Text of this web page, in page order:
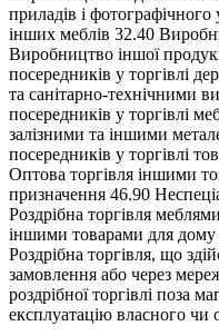
приладів і
інших меблів 32.40
Виробництво іншої
посередників у торгівлі
та санітарно-технічними
посередників у торгівлі
залізними та іншими
посередників у торгівлі
Оптова торгівля іншими
призначення 46.90
Роздрібна торгівля
іншими товарами для дому
Роздрібна торгівля, що
замовлення або через
роздрібної торгівлі поза
експлуатацію власного